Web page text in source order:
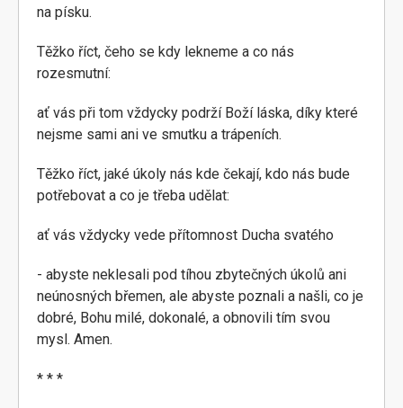
na písku.
Těžko říct, čeho se kdy lekneme a co nás
rozesmutní:
ať vás při tom vždycky podrží Boží láska, díky které
nejsme sami ani ve smutku a trápeních.
Těžko říct, jaké úkoly nás kde čekají, kdo nás bude
potřebovat a co je třeba udělat:
ať vás vždycky vede přítomnost Ducha svatého
- abyste neklesali pod tíhou zbytečných úkolů ani
neúnosných břemen, ale abyste poznali a našli, co je
dobré, Bohu milé, dokonalé, a obnovili tím svou
mysl. Amen.
* * *